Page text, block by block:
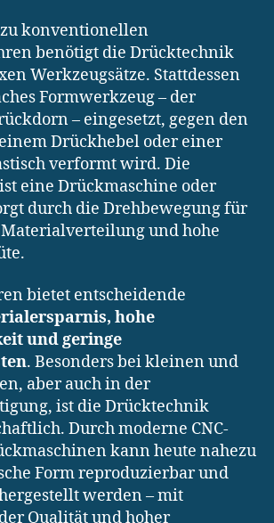
konventionellen
benötigt die Drücktechnik
Werkzeugsätze. Stattdessen
Formwerkzeug – der
– eingesetzt, gegen den
Drückhebel oder einer
verformt wird. Die
eine Drückmaschine oder
durch die Drehbewegung für
und hohe
bietet entscheidende
hohe
und geringe
. Besonders bei kleinen und
aber auch in der
ist die Drücktechnik
Durch moderne CNC-
kann heute nahezu
Form reproduzierbar und
werden – mit
Qualität und hoher